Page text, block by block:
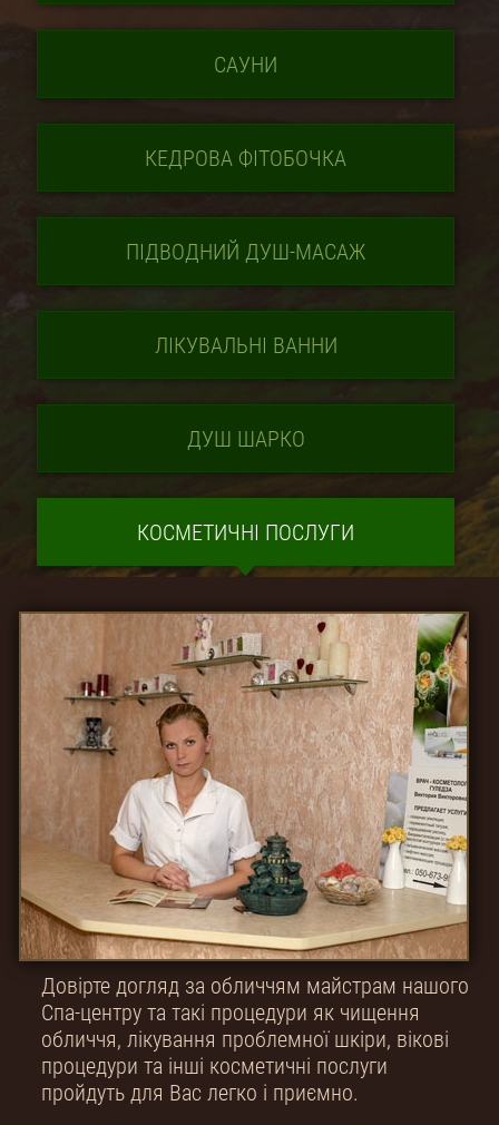
САУНИ
КЕДРОВА ФІТОБОЧКА
ПІДВОДНИЙ ДУШ-МАСАЖ
ЛІКУВАЛЬНІ ВАННИ
ДУШ ШАРКО
КОСМЕТИЧНІ ПОСЛУГИ
Довірте догляд за обличчям майстрам нашого
Спа-центру та такі процедури як чищення
обличчя, лікування проблемної шкіри, вікові
процедури та інші косметичні послуги
пройдуть для Вас легко і приємно.